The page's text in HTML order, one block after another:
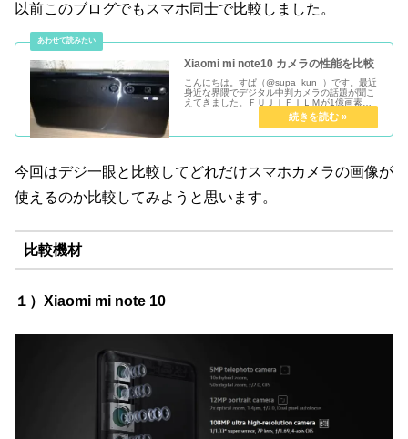
以前このブログでもスマホ同士で比較しました。
Xiaomi mi note10 カメラの性能を比較
こんにちは。すぱ（@supa_kun_）です。最近
身近な界隈でデジタル中判カメラの話題が聞こ
えてきました。ＦＵＪＩＦＩＬＭが1億画素を
超える中判カメラも発表され、ついに画素が一
桁増えて1億の桁まで来るようになりました。
今回はデジ一眼と比較してどれだけスマホカメラの画像が
使えるのか比較してみようと思います。
比較機材
１）Xiaomi mi note 10